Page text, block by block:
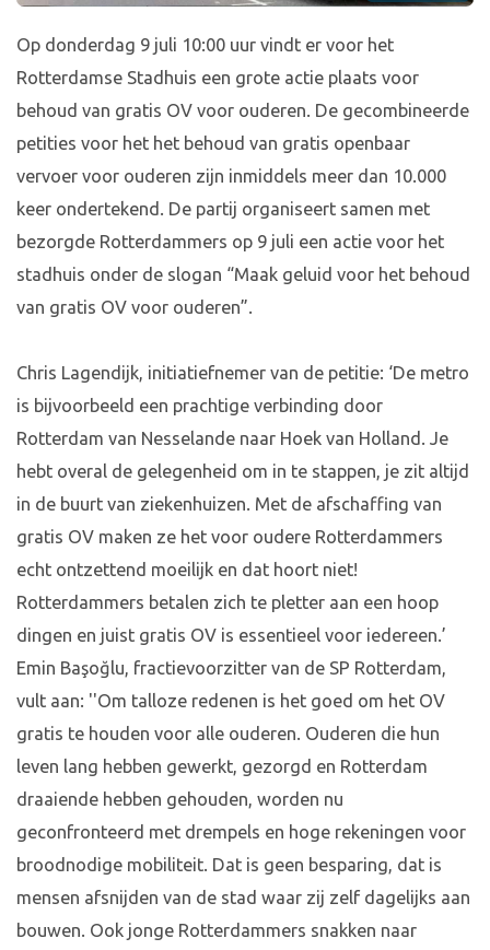
Op donderdag 9 juli 10:00 uur vindt er voor het
Rotterdamse Stadhuis een grote actie plaats voor
behoud van gratis OV voor ouderen. De gecombineerde
petities voor het het behoud van gratis openbaar
vervoer voor ouderen zijn inmiddels meer dan 10.000
keer ondertekend. De partij organiseert samen met
bezorgde Rotterdammers op 9 juli een actie voor het
stadhuis onder de slogan “Maak geluid voor het behoud
van gratis OV voor ouderen”.
Chris Lagendijk, initiatiefnemer van de petitie: ‘De metro
is bijvoorbeeld een prachtige verbinding door
Rotterdam van Nesselande naar Hoek van Holland. Je
hebt overal de gelegenheid om in te stappen, je zit altijd
in de buurt van ziekenhuizen. Met de afschaffing van
gratis OV maken ze het voor oudere Rotterdammers
echt ontzettend moeilijk en dat hoort niet!
Rotterdammers betalen zich te pletter aan een hoop
dingen en juist gratis OV is essentieel voor iedereen.’
Emin Başoğlu, fractievoorzitter van de SP Rotterdam,
vult aan: ''Om talloze redenen is het goed om het OV
gratis te houden voor alle ouderen. Ouderen die hun
leven lang hebben gewerkt, gezorgd en Rotterdam
draaiende hebben gehouden, worden nu
geconfronteerd met drempels en hoge rekeningen voor
broodnodige mobiliteit. Dat is geen besparing, dat is
mensen afsnijden van de stad waar zij zelf dagelijks aan
bouwen. Ook jonge Rotterdammers snakken naar